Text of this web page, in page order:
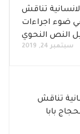
تناقش
ضوء اجراءات
النص النحوي
سبتمبر 24, 2019
تناقش
بابا